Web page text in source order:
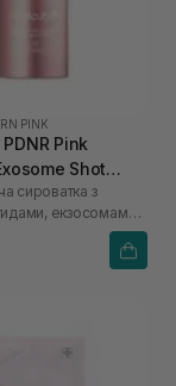
PINK
PDNR Pink
Shot
сироватка з
екзосомами